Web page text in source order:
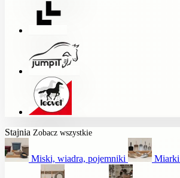
Stajnia Zobacz wszystkie
Miski, wiadra, pojemniki Miarki